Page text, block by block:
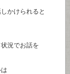
かけられると
況でお話を